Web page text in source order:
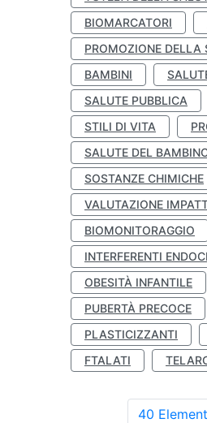
BIOMARCATORI
PROMOZIONE DELLA
BAMBINI
SALUTE PUBBLICA
STILI DI VITA
SALUTE DEL
SOSTANZE CHIMICHE
VALUTAZIONE
BIOMONITORAGGIO
INTERFERENTI
OBESITÀ INFANTILE
PUBERTÀ PRECOCE
PLASTICIZZANTI
FTALATI
40